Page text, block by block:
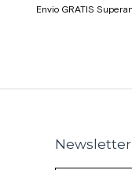
Newsletter